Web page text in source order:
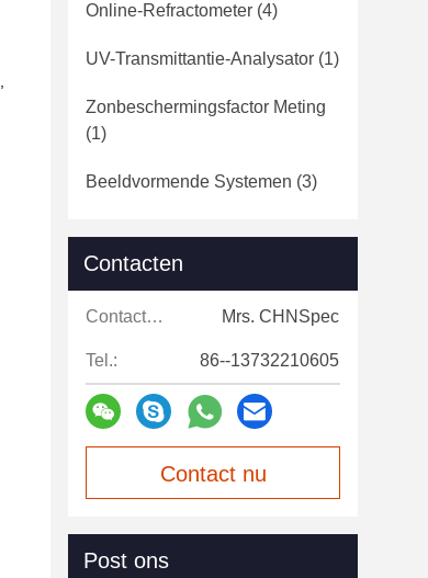
Online-Refractometer (4)
UV-Transmittantie-Analysator (1)
Zonbeschermingsfactor Meting
(1)
Beeldvormende Systemen (3)
Contacten
Contacten: Mrs. CHNSpec
Tel.: 86--13732210605
Contact nu
Post ons